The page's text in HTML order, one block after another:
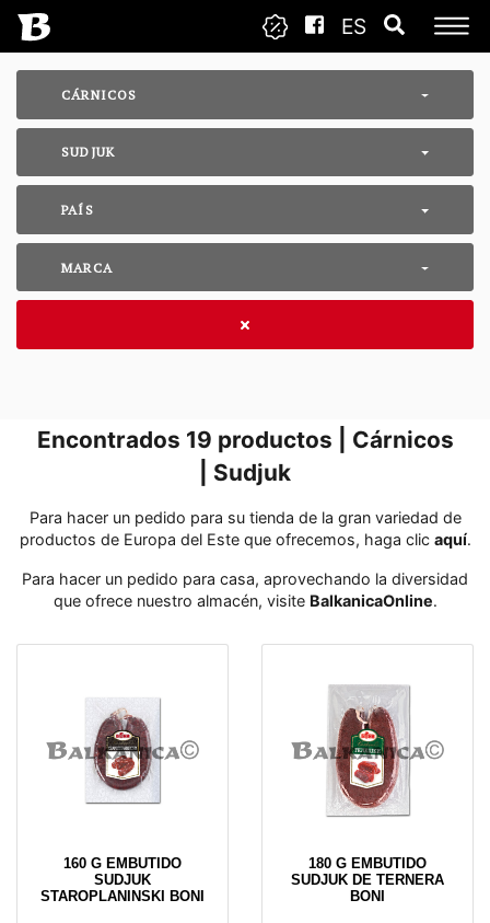
ES
CÁRNICOS
SUDJUK
PAÍS
MARCA
Encontrados 19 productos | Cárnicos
| Sudjuk
Para hacer un pedido para su tienda de la gran variedad de
productos de Europa del Este que ofrecemos, haga clic aquí․
Para hacer un pedido para casa, aprovechando la diversidad
que ofrece nuestro almacén, visite BalkanicaOnline․
160 G EMBUTIDO
SUDJUK
STAROPLANINSKI BONI
180 G EMBUTIDO
SUDJUK DE TERNERA
BONI